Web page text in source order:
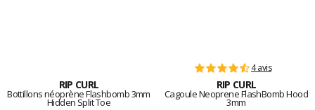
RIP CURL
Bottillons néoprène Flashbomb 3mm
Hidden Split Toe
4 avis
RIP CURL
Cagoule Neoprene FlashBomb Hood
3mm